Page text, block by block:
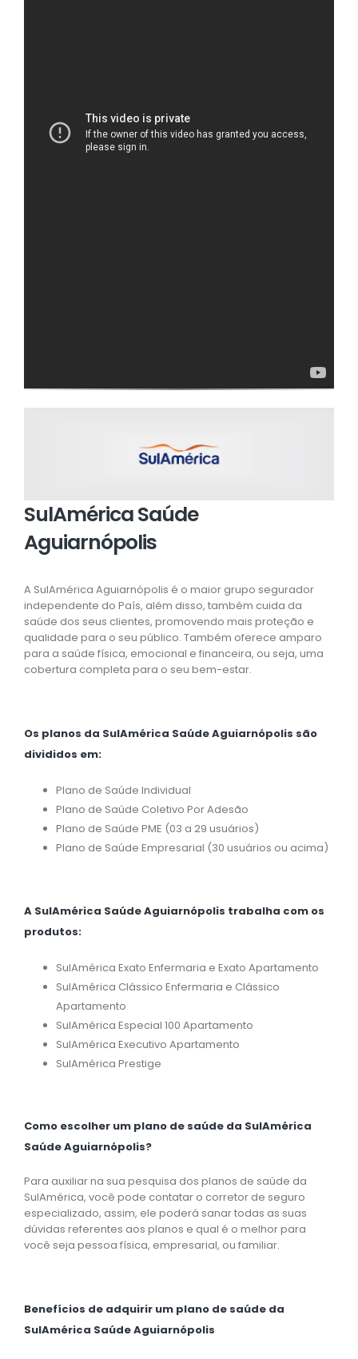
SulAmérica Saúde
Aguiarnópolis
A SulAmérica Aguiarnópolis é o maior grupo segurador
independente do País, além disso, também cuida da
saúde dos seus clientes, promovendo mais proteção e
qualidade para o seu público. Também oferece amparo
para a saúde física, emocional e financeira, ou seja, uma
cobertura completa para o seu bem-estar.
Os planos da SulAmérica Saúde Aguiarnópolis são
divididos em:
Plano de Saúde Individual
Plano de Saúde Coletivo Por Adesão
Plano de Saúde PME (03 a 29 usuários)
Plano de Saúde Empresarial (30 usuários ou acima)
A SulAmérica Saúde Aguiarnópolis trabalha com os
produtos:
SulAmérica Exato Enfermaria e Exato Apartamento
SulAmérica Clássico Enfermaria e Clássico
Apartamento
SulAmérica Especial 100 Apartamento
SulAmérica Executivo Apartamento
SulAmérica Prestige
Como escolher um plano de saúde da SulAmérica
Saúde Aguiarnópolis?
Para auxiliar na sua pesquisa dos planos de saúde da
SulAmérica, você pode contatar o corretor de seguro
especializado, assim, ele poderá sanar todas as suas
dúvidas referentes aos planos e qual é o melhor para
você seja pessoa física, empresarial, ou familiar.
Benefícios de adquirir um plano de saúde da
SulAmérica Saúde Aguiarnópolis